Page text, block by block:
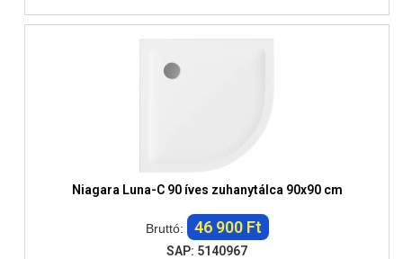
Niagara Luna-C 90 íves zuhanytálca 90x90 cm
Bruttó: 46 900 Ft
SAP: 5140967